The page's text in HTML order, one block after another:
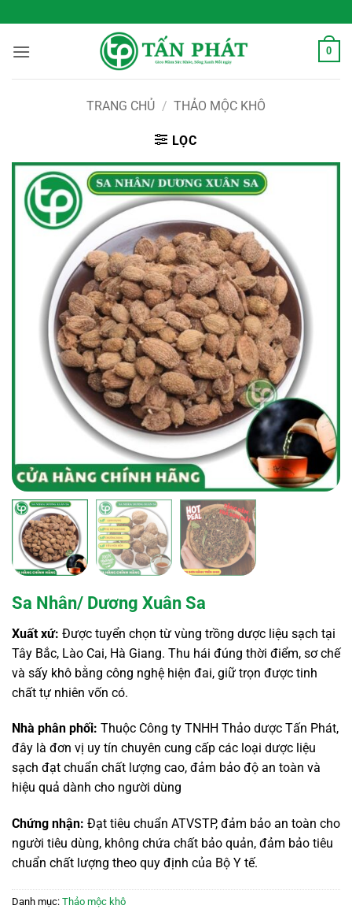
qua
nội
0
TRANG CHỦ / THẢO MỘC KHÔ
LỌC
Sa Nhân/ Dương Xuân Sa
Xuất xứ: Được tuyển chọn từ vùng trồng dược liệu sạch tại
Tây Bắc, Lào Cai, Hà Giang. Thu hái đúng thời điểm, sơ chế
và sấy khô bằng công nghệ hiện đai, giữ trọn được tinh
chất tự nhiên vốn có.
Nhà phân phối: Thuộc Công ty TNHH Thảo dược Tấn Phát,
đây là đơn vị uy tín chuyên cung cấp các loại dược liệu
sạch đạt chuẩn chất lượng cao, đảm bảo độ an toàn và
hiệu quả dành cho người dùng
Chứng nhận: Đạt tiêu chuẩn ATVSTP, đảm bảo an toàn cho
người tiêu dùng, không chứa chất bảo quản, đảm bảo tiêu
chuẩn chất lượng theo quy định của Bộ Y tế.
Danh mục: Thảo mộc khô